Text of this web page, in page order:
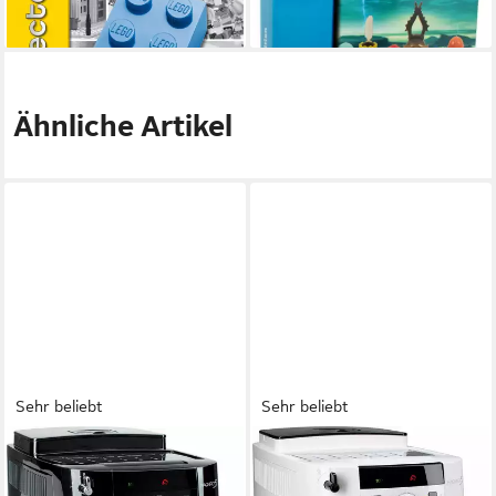
lieferbar - in 2-3 Werktagen bei dir lieferbar - in 2-3 Werktagen bei dir
Ähnliche Artikel
Sehr beliebt
DE'LONGHI
Kaffeevollautomat Magnifica S
Sehr beliebt
DE'LONGHI
Kaffeevollautomat Magnifica S